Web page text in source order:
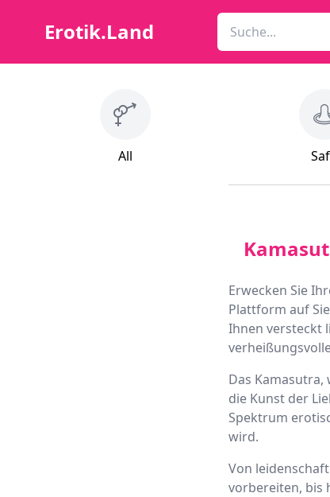
Erotik.Land
All
Erwecken Sie
Plattform auf
Ihnen versteckt
Das
die Kunst der
Spektrum
wird.
Von
vorbereiten, bis